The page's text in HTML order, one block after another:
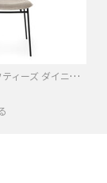
カリガリス フィフティーズ ダイニングチェア ／ Calligaris FIFTIES Dining chair[CS1854] S0F